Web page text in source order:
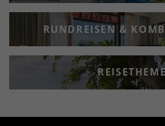
RUNDREISEN &